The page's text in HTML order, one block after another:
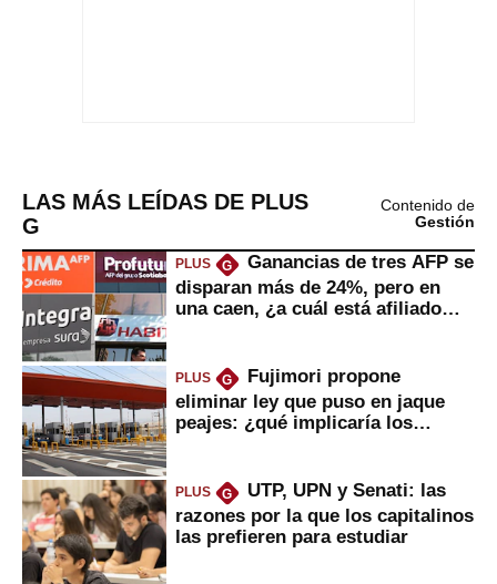
LAS MÁS LEÍDAS DE PLUS
G
Contenido de
Gestión
PLUS G
Ganancias de tres AFP se
disparan más de 24%, pero en
una caen, ¿a cuál está afiliado
PLUS G
Fujimori propone
eliminar ley que puso en jaque
peajes: ¿qué implicaría los
PLUS G
UTP, UPN y Senati: las
razones por la que los capitalinos
las prefieren para estudiar